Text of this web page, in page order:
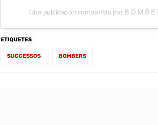
Una publicación compartida por B O M B
ETIQUETES
SUCCESSOS BOMBERS